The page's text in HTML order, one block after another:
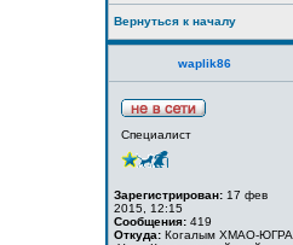
Вернуться к началу
waplik86
Специалист
Зарегистрирован: 17 фев
2015, 12:15
Сообщения: 419
Откуда: Когалым ХМАО-ЮГРА